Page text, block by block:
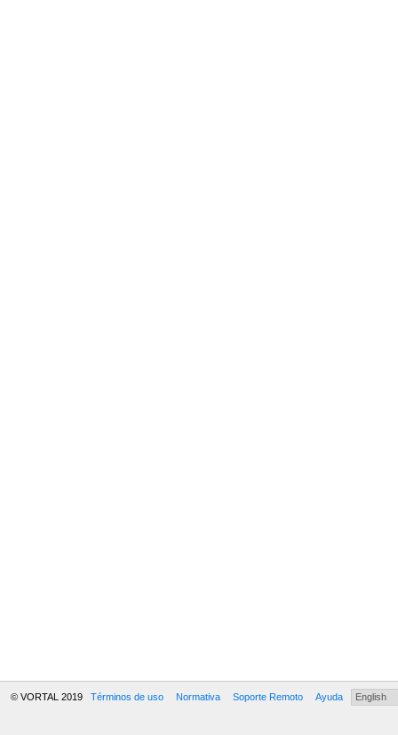
© VORTAL 2019 Términos de uso Normativa Soporte Remoto Ayuda